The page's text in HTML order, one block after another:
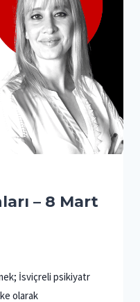
– 8 Mart
İsviçreli psikiyatr
olarak